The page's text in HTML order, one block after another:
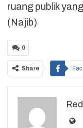
ruang publik
(Najib)
0
Share